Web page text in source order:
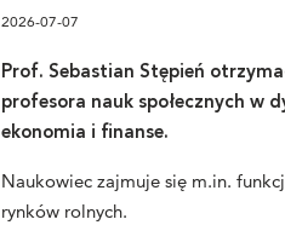
2026-07-07
Prof. Sebastian Stępień
profesora nauk społecznych w
ekonomia i finanse.
Naukowiec zajmuje się m.in.
rynków rolnych.